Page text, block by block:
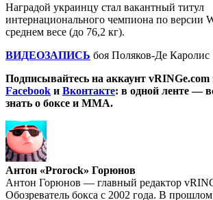
Наградой украинцу стал вакантный титул
интернационального чемпиона по версии
среднем весе (до 76,2 кг).
ВИДЕОЗАПИСЬ боя Поляков-Де Каролис
Подписывайтесь на аккаунт vRINGe.com
Facebook и Вконтакте: в одной ленте —
знать о боксе и ММА.
Антон «Prorock» Горюнов
Антон Горюнов — главный редактор
Обозреватель бокса с 2002 года. В